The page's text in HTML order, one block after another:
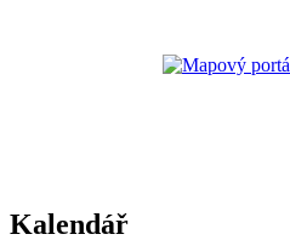
Kalendář